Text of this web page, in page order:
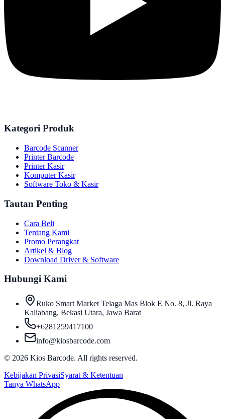
Kategori Produk
Barcode Scanner
Printer Barcode
Printer Kasir
Komputer Kasir
Software Toko & Kasir
Tautan Penting
Cara Beli
Tentang Kami
Promo Perangkat
Artikel & Blog
Download Driver & Software
Hubungi Kami
Ruko Smart Market Telaga Mas Blok E No. 8, Jl. Raya
Kaliabang, Bekasi Utara, Jawa Barat
+6281259417100
info@kiosbarcode.com
© 2026 Kios Barcode. All rights reserved.
Kebijakan PrivasiSyarat & Ketentuan
Tanya WhatsApp